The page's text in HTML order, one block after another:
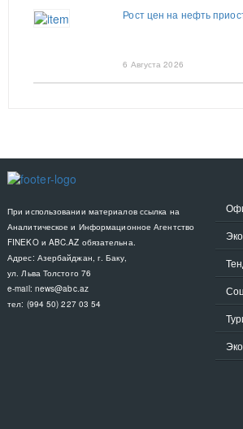
Рост цен на нефть
6 Августа 2026
При использовании материалов ссылка на
Аналитическое и Информационное Агентство
FINEKO и ABC.AZ обязательна.
Адрес: Азербайджан, г. Баку,
ул. Льва Толстого 76
e-mail: news@abc.az
тел: (994 50) 227 03 54